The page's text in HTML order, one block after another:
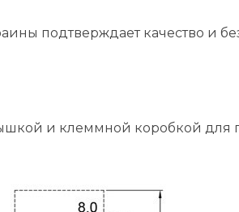
подтверждает качество и
и клеммной коробкой для